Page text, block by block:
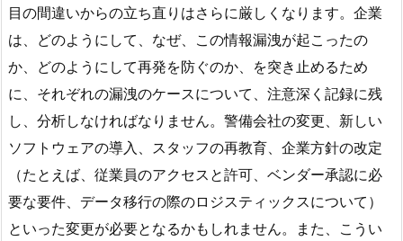
目の間違いからの立ち直りはさらに厳しくなります。企業
は、どのようにして、なぜ、この情報漏洩が起こったの
か、どのようにして再発を防ぐのか、を突き止めるため
に、それぞれの漏洩のケースについて、注意深く記録に残
し、分析しなければなりません。警備会社の変更、新しい
ソフトウェアの導入、スタッフの再教育、企業方針の改定
（たとえば、従業員のアクセスと許可、ベンダー承認に必
要な要件、データ移行の際のロジスティックスについて）
といった変更が必要となるかもしれません。また、こうい